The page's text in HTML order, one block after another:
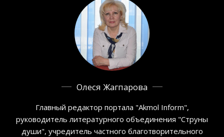
Олеся Жагпарова
Главный редактор портала "Akmol Inform",
руководитель литературного объединения "Струны
души", учредитель частного благотворительного